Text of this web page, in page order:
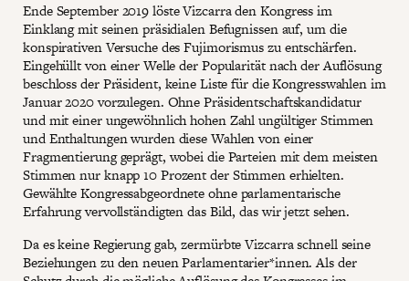
Ende September 2019 löste Vizcarra den Kongress im
Einklang mit seinen präsidialen Befugnissen auf, um die
konspirativen Versuche des Fujimorismus zu entschärfen.
Eingehüllt von einer Welle der Popularität nach der Auflösung
beschloss der Präsident, keine Liste für die Kongresswahlen im
Januar 2020 vorzulegen. Ohne Präsidentschaftskandidatur
und mit einer ungewöhnlich hohen Zahl ungültiger Stimmen
und Enthaltungen wurden diese Wahlen von einer
Fragmentierung geprägt, wobei die Parteien mit dem meisten
Stimmen nur knapp 10 Prozent der Stimmen erhielten.
Gewählte Kongressabgeordnete ohne parlamentarische
Erfahrung vervollständigten das Bild, das wir jetzt sehen.
Da es keine Regierung gab, zermürbte Vizcarra schnell seine
Beziehungen zu den neuen Parlamentarier*innen. Als der